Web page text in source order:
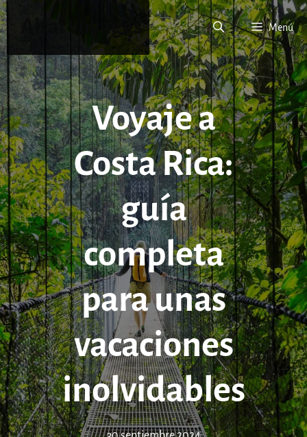
Saltar
al
contenido
Menú
Voyaje a
Costa Rica:
guía
completa
para unas
vacaciones
inolvidables